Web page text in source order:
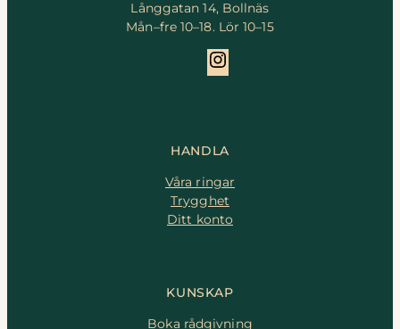
Långgatan 14, Bollnäs
Mån–fre 10–18. Lör 10–15
HANDLA
Våra ringar
Trygghet
Ditt konto
KUNSKAP
Boka rådgivning